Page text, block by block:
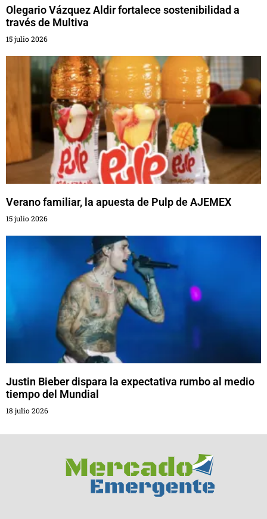
Olegario Vázquez Aldir fortalece sostenibilidad a
través de Multiva
15 julio 2026
Verano familiar, la apuesta de Pulp de AJEMEX
15 julio 2026
Justin Bieber dispara la expectativa rumbo al medio
tiempo del Mundial
18 julio 2026